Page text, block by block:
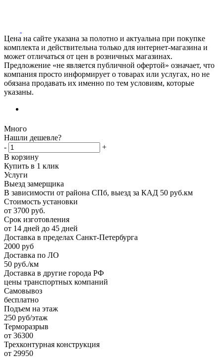
Цена на сайте указана за полотно и актуальна при покупке
комплекта и действительна только для интернет-магазина и
может отличаться от цен в розничных магазинах.
Предложение «не является публичной офертой» означает, что
компания просто информирует о товарах или услугах, но не
обязана продавать их именно по тем условиям, которые
указаны.
Много
Нашли дешевле?
-
+
В корзину
Купить в 1 клик
Услуги
Выезд замерщика
В зависимости от района СПб, выезд за КАД 50 руб.км
Стоимость установки
от 3700 руб.
Срок изготовления
от 14 дней до 45 дней
Доставка в пределах Санкт-Петербурга
2000 руб
Доставка по ЛО
50 руб./км
Доставка в другие города РФ
цены транспортных компаний
Самовывоз
бесплатно
Подъем на этаж
250 руб/этаж
Терморазрыв
от 36300
Трехконтурная конструкция
от 29950